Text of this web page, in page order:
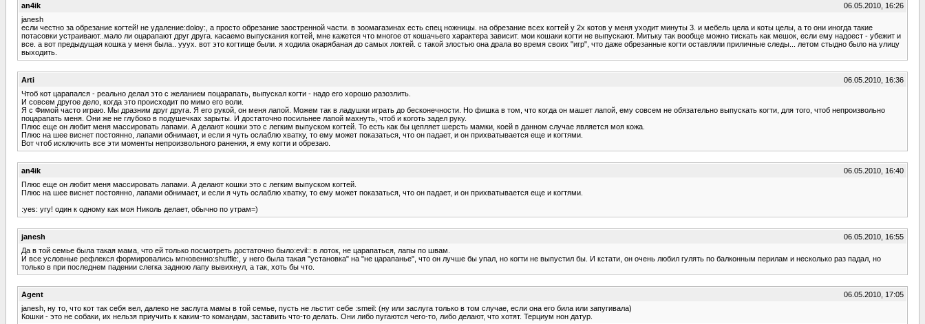
an4ik
06.05.2010, 16:26
janesh
если честно за обрезание когтей! не удаление:doloy:, а просто обрезание заостренной части. в зоомагазинах есть спец ножницы. на обрезание всех когтей у 2х котов у меня уходит минуты 3. и мебель цела и коты целы, а то они иногда такие
потасовки устраивают..мало ли оцарапают друг друга. касаемо выпускания когтей, мне кажется что многое от кошачьего характера зависит. мои кошаки когти не выпускают. Митьку так вообще можно тискать как мешок, если ему надоест - убежит и
все. а вот предыдущая кошка у меня была.. ууух. вот это когтище были. я ходила окарябаная до самых локтей. с такой злостью она драла во время своих "игр", что даже обрезанные когти оставляли приличные следы... летом стыдно было на улицу
выходить.
Arti
06.05.2010, 16:36
Чтоб кот царапался - реально делал это с желанием поцарапать, выпускал когти - надо его хорошо разозлить.
И совсем другое дело, когда это происходит по мимо его воли.
Я с Фимой часто играю. Мы дразним друг друга. Я его рукой, он меня лапой. Можем так в ладушки играть до бесконечности. Но фишка в том, что когда он машет лапой, ему совсем не обязательно выпускать когти, для того, чтоб непроизвольно
поцарапать меня. Они же не глубоко в подушечках зарыты. И достаточно посильнее лапой махнуть, чтоб и коготь задел руку.
Плюс еще он любит меня массировать лапами. А делают кошки это с легким выпуском когтей. То есть как бы цепляет шерсть мамки, коей в данном случае является моя кожа.
Плюс на шее виснет постоянно, лапами обнимает, и если я чуть ослаблю хватку, то ему может показаться, что он падает, и он прихватывается еще и когтями.
Вот чтоб исключить все эти моменты непроизвольного ранения, я ему когти и обрезаю.
an4ik
06.05.2010, 16:40
Плюс еще он любит меня массировать лапами. А делают кошки это с легким выпуском когтей.
Плюс на шее виснет постоянно, лапами обнимает, и если я чуть ослаблю хватку, то ему может показаться, что он падает, и он прихватывается еще и когтями.
:yes: угу! один к одному как моя Николь делает, обычно по утрам=)
janesh
06.05.2010, 16:55
Да в той семье была такая мама, что ей только посмотреть достаточно было:evil:: в лоток, не царапаться, лапы по швам.
И все условные рефлекся формировались мгновенно:shuffle:, у него была такая "установка" на "не царапанье", что он лучше бы упал, но когти не выпустил бы. И кстати, он очень любил гулять по балконным перилам и несколько раз падал, но
только в при последнем падении слегка заднюю лапу вывихнул, а так, хоть бы что.
Agent
06.05.2010, 17:05
janesh, ну то, что кот так себя вел, далеко не заслуга мамы в той семье, пусть не льстит себе :smeil: (ну или заслуга только в том случае, если она его била или запугивала)
Кошки - это не собаки, их нельзя приучить к каким-то командам, заставить что-то делать. Они либо пугаются чего-то, либо делают, что хотят. Терциум нон датур.